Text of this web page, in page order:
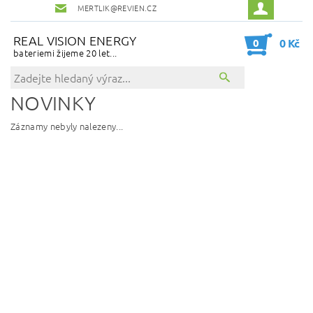
MERTLIK@REVIEN.CZ
REAL VISION ENERGY
bateriemi žijeme 20 let...
0 0 Kč
NOVINKY
Záznamy nebyly nalezeny...